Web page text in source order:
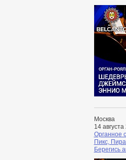
Москва
14
Органное
Пикс,
Берегись